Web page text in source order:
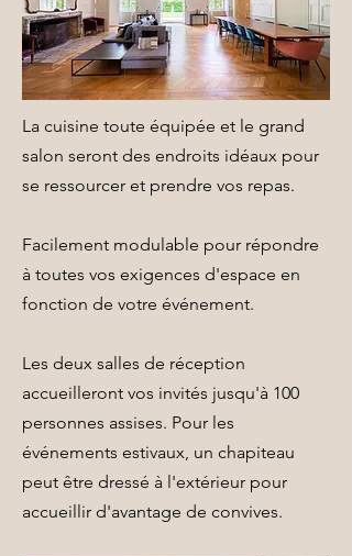
La cuisine toute équipée et le grand
salon seront des endroits idéaux pour
se ressourcer et prendre vos repas.
Facilement modulable pour répondre
à toutes vos exigences d'espace en
fonction de votre événement.
Les deux salles de réception
accueilleront vos invités jusqu'à 100
personnes assises. Pour les
événements estivaux, un chapiteau
peut être dressé à l'extérieur pour
accueillir d'avantage de convives.